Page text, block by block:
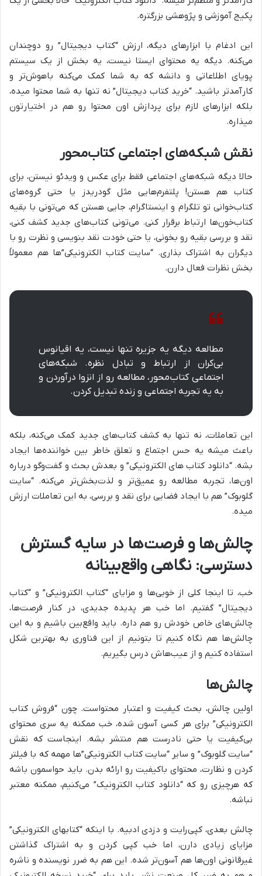
پکیج آموزشی و پژوهشی بزرگتره.
این ادغام با ابزارهای دیگه، ارزش “کتاب دیجیتال” رو دوچندان
می‌کنه. دیگه یه محتوای ایستا نیست، یه بخش از یک سیستم
پویای اطلاعاتی و دانشه که به شما کمک می‌کنه باهوش‌تر و
کارآمدتر باشید. “خرید کتاب دیجیتال” نه تنها به شما محتوا میده،
بلکه ابزارهای لازم برای پردازش اون محتوا رو هم در اختیارتون
میذاره.
نقش شبکه‌های اجتماعی کتاب‌محور
حالا دیگه شبکه‌های اجتماعی فقط برای عکس و ویدئو نیستن، برای
کتاب هم هستن! پلتفرم‌هایی مثل گودریدز یا حتی گروه‌های
کتاب‌خوانی تو تلگرام و اینستاگرام، جایی هستن که می‌تونی با بقیه
کتاب‌خون‌ها ارتباط برقرار کنی. می‌تونی کتاب‌های جدید کشف کنی،
نقد و بررسی بقیه رو بخونی، یا حتی خودت نقد بنویسی و نظرت رو با
دیگران به اشتراک بذاری. “سایت کتاب الکترونیکی”‌ها هم معمولاً
بخش نظرات فعال دارن.
مطالعه دیگه یه جزیره تنها نیست، یه اقیانوس
بی‌کران از ارتباط و تبادل نظره. شبکه‌های
اجتماعی کتاب‌محور، مطالعه رو از انزوا درآوردن و
به یه تجربه اجتماعی و زنده تبدیل کردن.
این تعاملات، نه تنها به کشف کتاب‌های جدید کمک می‌کنه، بلکه
باعث میشه یه حس اجتماع و تعلق خاطر بین خواننده‌ها ایجاد
بشه. “دانلود کتاب های الکترونیکی” و بعدش بحث و گفت‌وگو درباره
اون‌ها، تجربه مطالعه رو عمیق‌تر و لذت‌بخش‌تر می‌کنه. “سایت
گلوبوک” هم با ایجاد فضایی برای نقد و بررسی، به این تعاملات ارزش
میده.
چالش‌ها و فرصت‌ها در سایه گسترش
دسترسی: نگاهی واقع‌بینانه
خب، تا اینجا کلی از خوبی‌ها و مزایای “کتاب الکترونیکی” و “کتاب
دیجیتال” گفتیم. اما خب هر پدیده جدیدی، در کنار فرصت‌ها،
چالش‌های خاص خودش رو هم داره. باید واقع‌بین باشیم و به این
چالش‌ها هم نگاه کنیم تا بتونیم از این فناوری به بهترین شکل
استفاده کنیم و از عیب‌هاش درس بگیریم.
چالش‌ها
اولین چالش، بحث کیفیت و اعتبار محتواست. چون “فروش کتاب
الکترونیکی” برای هر کسی آسون شده، خب ممکنه یه سری محتوای
بی‌کیفیت یا حتی نادرست هم منتشر بشه. اینجاست که نقش
“سایت گلوبوک” و سایر “سایت کتاب الکترونیکی”‌ها مهمه که با فیلتر
کردن و نظارت، محتوای باکیفیت رو ارائه بدن. باید حواسمون باشه
که هرچیزی رو که “دانلود کتاب الکترونیک” می‌کنیم، ممکنه معتبر
نباشه.
چالش بعدی، کپی‌رایت و دزدی ادبیه. با اینکه “کتابهای الکترونیکی”
مزایای زیادی دارن، اما خب کپی کردن و به اشتراک گذاشتن
غیرقانونی اون‌ها هم آسون‌تر شده. این هم به ضرر نویسنده و ناشره